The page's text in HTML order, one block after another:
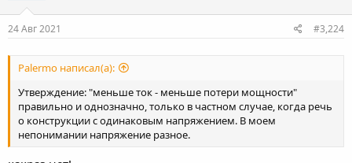
24 Авг 2021 #3,224
Palermo написал(а):
Утверждение: "меньше ток - меньше потери мощности"
правильно и однозначно, только в частном случае, когда речь
о конструкции с одинаковым напряжением. В моем
непонимании напряжение разное.